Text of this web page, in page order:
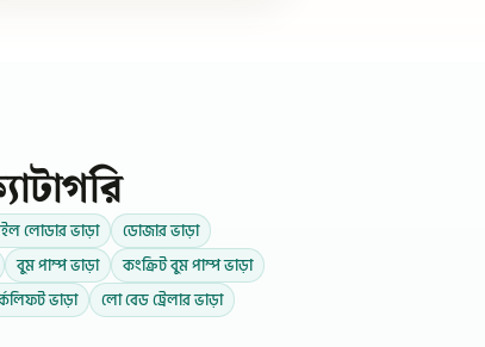
লোডার ভাড়া
ডোজার ভাড়া
বুম পাম্প ভাড়া
কংক্রিট বুম পাম্প ভাড়া
ভাড়া লো বেড ট্রেলার ভাড়া